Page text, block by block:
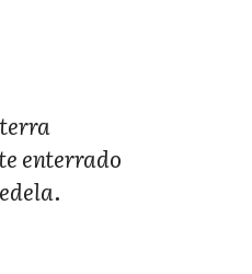
enterrado